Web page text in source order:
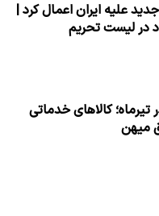
علیه ایران اعمال کرد |
در تیرماه؛ کالاهای خدماتی
میهن